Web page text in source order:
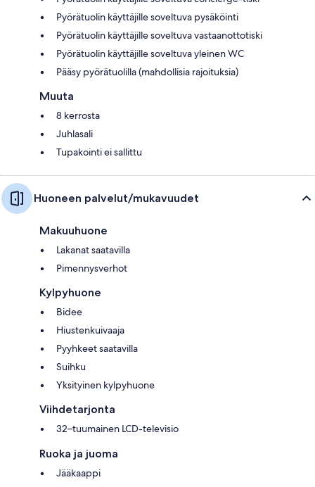
Pyörätuolin käyttäjille soveltuva pysäköinti
Pyörätuolin käyttäjille soveltuva vastaanottotiski
Pyörätuolin käyttäjille soveltuva yleinen WC
Pääsy pyörätuolilla (mahdollisia rajoituksia)
Muuta
8 kerrosta
Juhlasali
Tupakointi ei sallittu
Huoneen palvelut/mukavuudet
Makuuhuone
Lakanat saatavilla
Pimennysverhot
Kylpyhuone
Bidee
Hiustenkuivaaja
Pyyhkeet saatavilla
Suihku
Yksityinen kylpyhuone
Viihdetarjonta
32–tuumainen LCD-televisio
Ruoka ja juoma
Jääkaappi